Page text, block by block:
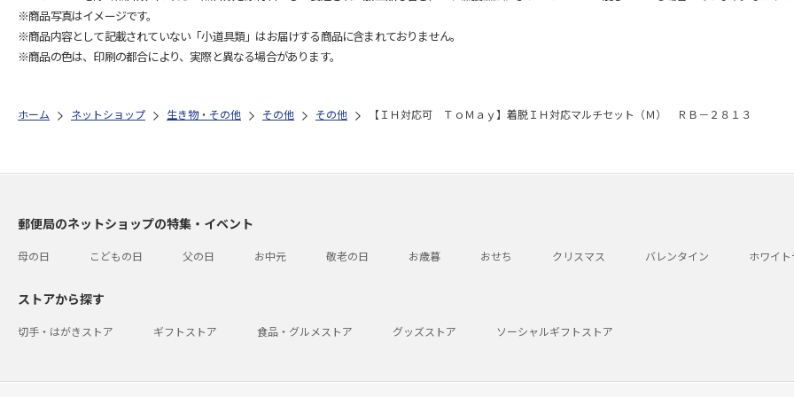
※商品写真はイメージです。
※商品内容として記載されていない「小道具類」はお届けする商品に含まれておりません。
※商品の色は、印刷の都合により、実際と異なる場合があります。
ホーム ネットショップ 生き物・その他 その他 その他 【ＩＨ対応可 ＴｏＭａｙ】着脱ＩＨ対応マルチセット（Ｍ） ＲＢ－２８１３
郵便局のネットショップの特集・イベント
母の日 こどもの日 父の日 お中元 敬老の日 お歳暮 おせち クリスマス バレンタイン ホワイ
ストアから探す
切手・はがきストア ギフトストア 食品・グルメストア グッズストア ソーシャルギフトストア